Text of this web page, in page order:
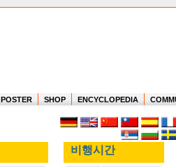
Where in the world have you flown?
How long have you been in the air?
Create your own FlightMemory and see!
POSTER SHOP ENCYCLOPEDIA
비행시간